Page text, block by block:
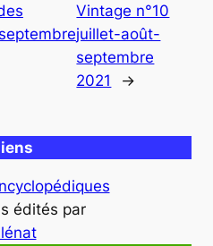
Vintage n°10
juillet-août-
septembre
2021
→
édités par